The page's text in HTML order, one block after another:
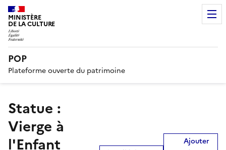
MINISTÈRE
DE LA CULTURE
POP
Plateforme ouverte du patrimoine
statue :
Vierge à
l'Enfant
Ajouter